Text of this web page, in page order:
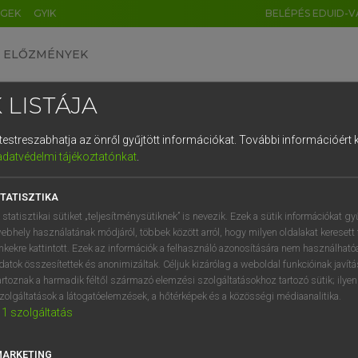
GYIK BELÉPÉS EDUID-
ELŐZMÉNYEK
egyetemes nagyszótár
VAN ELŐFIZETÉSED?
megtekintéséhez.
LISTÁJA
az önről gyűjtött információkat. További információért
tájékoztatónkat.
statisztikai sütiket „teljesítménysütiknek” is nevezik. Ezek a sütik információkat
használatának módjáról, többek között arról, hogy milyen oldalakat keresett
kattintott. Ezek az információk a felhasználó azonosítására nem
összesítettek és anonimizáltak. Céljuk kizárólag a weboldal funkcióinak
a harmadik féltől származó elemzési szolgáltatásokhoz tartozó sütik;
a látogatóelemzések, a hőtérképek és a közösségi médiaanalitika.
1 szolgáltatás
DE CN FR ES IT NL
1 2 3 4 5 6 7 8 9
q w e r t z u i
a s d f g h j k l é
í y x c v b n m , .